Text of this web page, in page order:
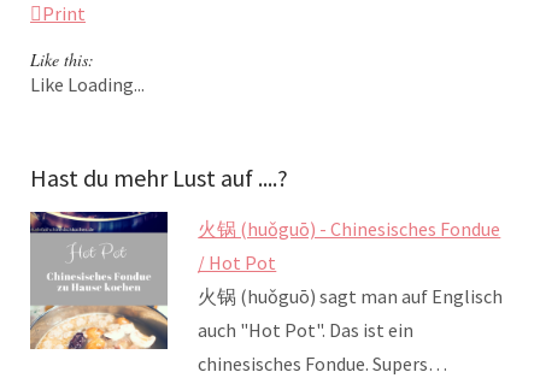
Print
Like this:
Like Loading...
Hast du mehr Lust auf ....?
火锅 (huǒguō) - Chinesisches Fondue
/ Hot Pot
火锅 (huǒguō) sagt man auf Englisch
auch "Hot Pot". Das ist ein
chinesisches Fondue. Supers…